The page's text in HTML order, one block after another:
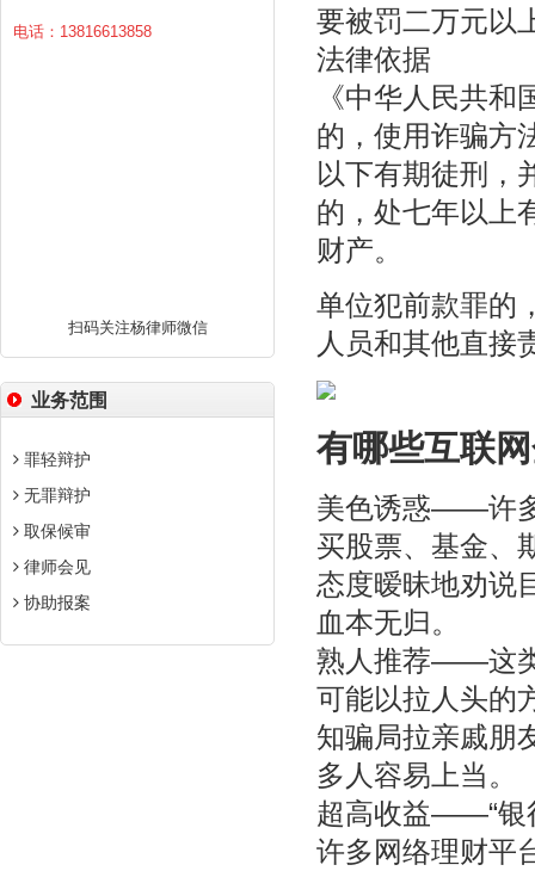
电话：13816613858
扫码关注杨律师微信
业务范围
罪轻辩护
无罪辩护
取保候审
律师会见
协助报案
要被罚二万元以
法律依据
《中华人民共
的，使用诈骗方
以下有期徒刑，
的，处七年以上
财产。
单位犯前款罪的
人员和其他直接
有哪些互联
美色诱惑——许
买股票、基金、
态度暧昧地劝说
血本无归。
熟人推荐——这类
可能以拉人头的
知骗局拉亲戚朋
多人容易上当。
超高收益——“银
许多网络理财平